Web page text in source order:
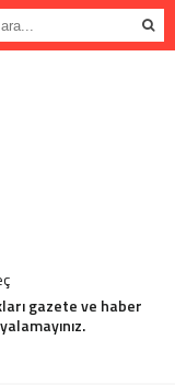
gazete ve haber